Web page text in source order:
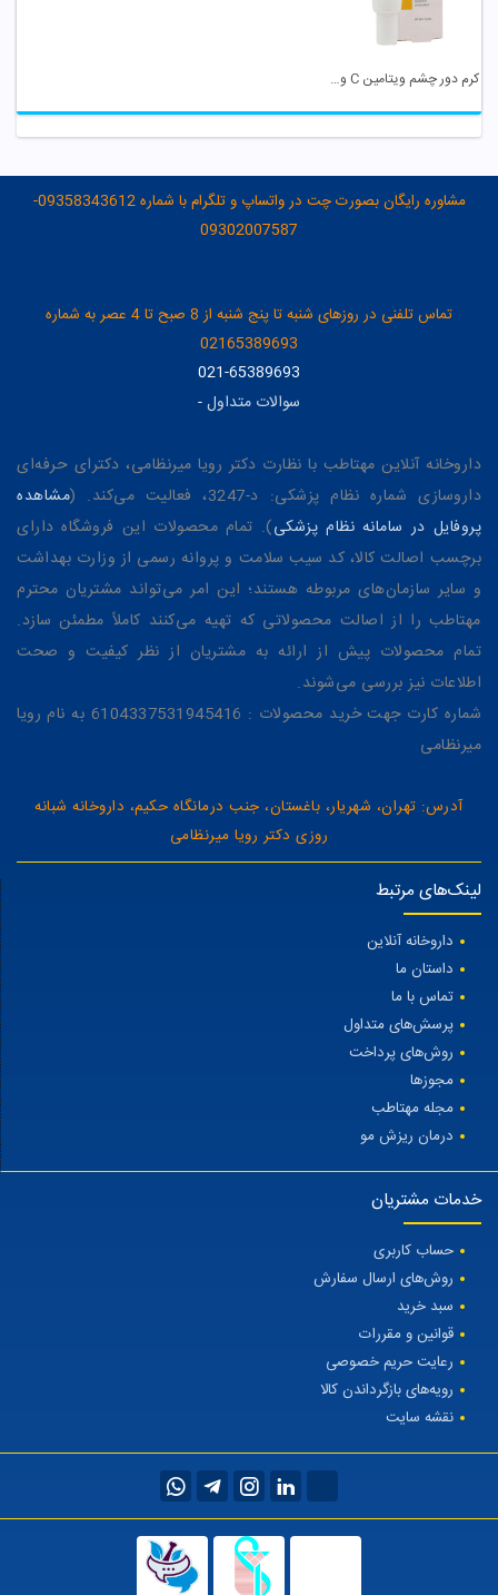
کرم دور چشم ویتامین C ویتالیر
مشاوره رایگان بصورت چت در واتساپ و تلگرام با شماره 09358343612-
09302007587
تماس تلفنی در روزهای شنبه تا پنج شنبه از 8 صبح تا 4 عصر به شماره
02165389693
021-65389693
سوالات متداول-
داروخانه آنلاین مهتاطب با نظارت دکتر رویا میرنظامی، دکترای حرفه‌ای
داروسازی شماره نظام پزشکی: د-3247، فعالیت می‌کند. (
مشاهده
پروفایل در سامانه نظام پزشکی). تمام محصولات این فروشگاه دارای
برچسب اصالت کالا، کد سیب سلامت و پروانه رسمی از وزارت بهداشت
و سایر سازمان‌های مربوطه هستند؛ این امر می‌تواند مشتریان محترم
مهتاطب را از اصالت محصولاتی که تهیه می‌کنند کاملاً مطمئن سازد.
تمام محصولات پیش از ارائه به مشتریان از نظر کیفیت و صحت
اطلاعات نیز بررسی می‌شوند.
شماره کارت جهت خرید محصولات : 6104337531945416 به نام رویا
میرنظامی
آدرس: تهران، شهریار، باغستان، جنب درمانگاه حکیم، داروخانه شبانه
روزی دکتر رویا میرنظامی
لینک‌های مرتبط
داروخانه آنلاین
داستان ما
تماس با ما
پرسش‌های متداول
روش‌های پرداخت
مجوزها
مجله مهتاطب
درمان ریزش مو
خدمات مشتریان
حساب کاربری
روش‌های ارسال سفارش
سبد خرید
قوانین و مقررات
رعایت حریم خصوصی
رویه‌های بازگرداندن کالا
نقشه سایت